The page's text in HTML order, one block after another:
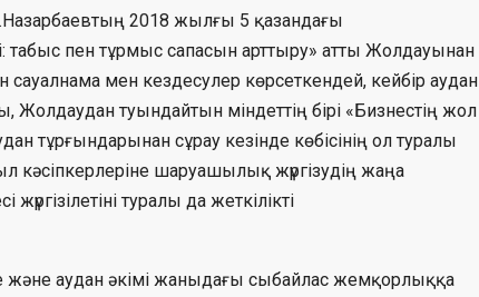
2018 жылғы 5 қазандағы
табыс пен тұрмыс сапасын арттыру» атты Жолдауынан
сауалнама мен кездесулер көрсеткендей, кейбір аудан
туындайтын міндеттің бірі «Бизнестің жол
тұрғындарынан сұрау кезінде көбісінің ол туралы
кәсіпкерлеріне шаруашылық жүргізудің жаңа
туралы да жеткілікті
және аудан әкімі жаныдағы сыбайлас жемқорлыққа